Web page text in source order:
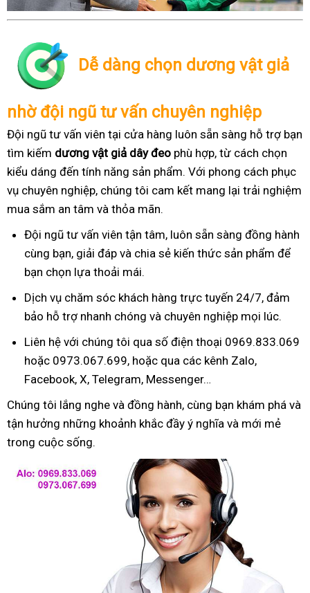
Dễ dàng chọn dương vật giả
nhờ đội ngũ tư vấn chuyên nghiệp
Đội ngũ tư vấn viên tại cửa hàng luôn sẵn sàng hỗ trợ bạn
tìm kiếm dương vật giả dây đeo phù hợp, từ cách chọn
kiểu dáng đến tính năng sản phẩm. Với phong cách phục
vụ chuyên nghiệp, chúng tôi cam kết mang lại trải nghiệm
mua sắm an tâm và thỏa mãn.
Đội ngũ tư vấn viên tận tâm, luôn sẵn sàng đồng hành
cùng bạn, giải đáp và chia sẻ kiến thức sản phẩm để
bạn chọn lựa thoải mái.
Dịch vụ chăm sóc khách hàng trực tuyến 24/7, đảm
bảo hỗ trợ nhanh chóng và chuyên nghiệp mọi lúc.
Liên hệ với chúng tôi qua số điện thoại 0969.833.069
hoặc 0973.067.699, hoặc qua các kênh Zalo,
Facebook, X, Telegram, Messenger…
Chúng tôi lắng nghe và đồng hành, cùng bạn khám phá và
tận hưởng những khoảnh khắc đầy ý nghĩa và mới mẻ
trong cuộc sống.